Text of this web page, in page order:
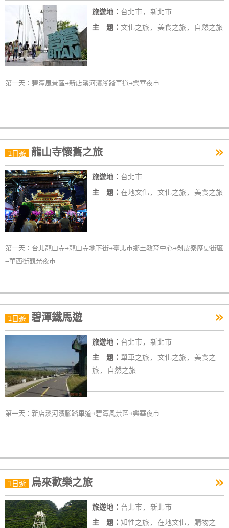
旅遊地： 台北市, 新北市
主 題： 文化之旅, 美食之旅, 自然之旅
第一天：碧潭風景區→新店溪河濱腳踏車道→樂華夜市
1日遊 龍山寺懷舊之旅 »
旅遊地： 台北市
主 題： 在地文化, 文化之旅, 美食之旅
第一天：台北龍山寺→龍山寺地下街→臺北市鄉土教育中心→剝皮寮歷史街區
→華西街觀光夜市
1日遊 碧潭鐵馬遊 »
旅遊地： 台北市, 新北市
主 題： 單車之旅, 文化之旅, 美食之
旅, 自然之旅
第一天：新店溪河濱腳踏車道→碧潭風景區→樂華夜市
1日遊 烏來歡樂之旅 »
旅遊地： 台北市, 新北市
主 題： 知性之旅, 在地文化, 購物之